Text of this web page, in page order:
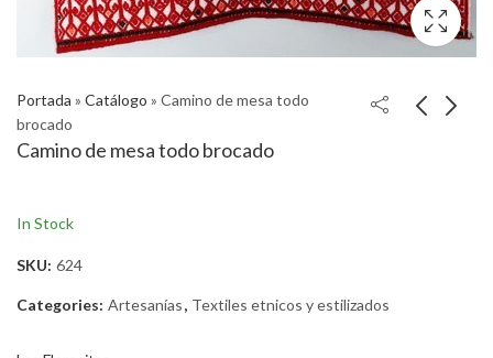
Portada » Catálogo » Camino de mesa todo
brocado
Camino de mesa todo brocado
In Stock
SKU: 624
Categories: Artesanías, Textiles etnicos y estilizados